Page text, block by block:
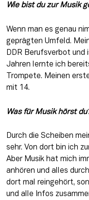
Wie bist du zur Musik
Wenn man es genau
geprägten Umfeld.
DDR Berufsverbot
Jahren lernte ich
Trompete. Meinen
mit 14.
Was für Musik hörst
Durch die Scheiben
sehr. Von dort bin ich
Aber Musik hat mich
anhören und alles
dort mal reingehört,
und alle Infos